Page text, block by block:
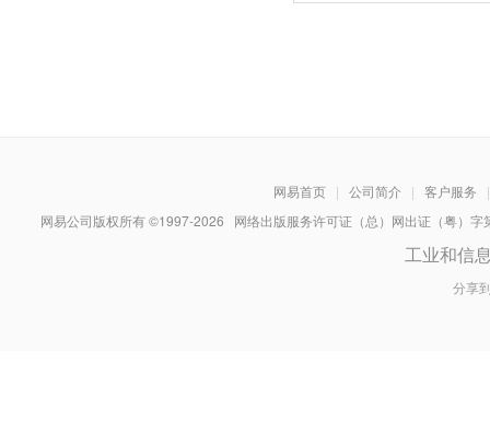
网易首页 | 公司简介 | 客户服务
|
网易公司版权所有 ©1997-2026 网络出版服务许可证（总）网出证（粤）
工业和信
分享